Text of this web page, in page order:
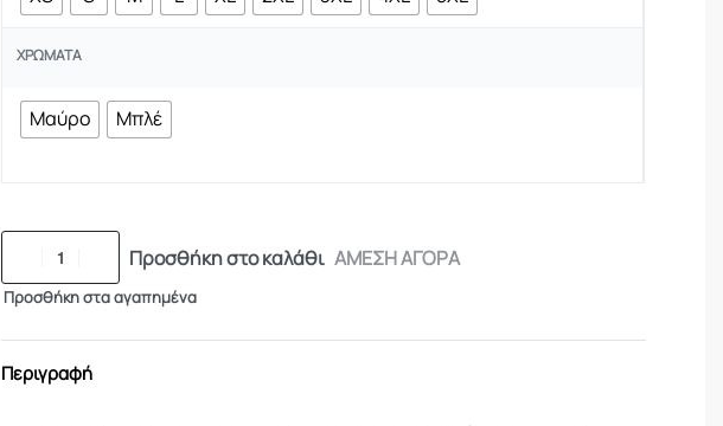
ΧΡΏΜΑΤΑ
Μαύρο Μπλέ
Προσθήκη στο καλάθι ΑΜΕΣΗ ΑΓΟΡΑ
Προσθήκη στα αγαπημένα
Περιγραφή